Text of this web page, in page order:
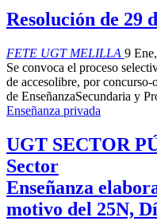
Resolución de 29
FETE UGT MELILLA 9
Se convoca el proceso
de accesolibre, por
de EnseñanzaSecundaria y
Enseñanza privada
UGT SECTOR
Sector
Enseñanza
motivo del 25N,